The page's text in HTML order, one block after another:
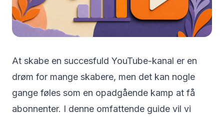
At skabe en succesfuld YouTube-kanal er en
drøm for mange skabere, men det kan nogle
gange føles som en opadgående kamp at få
abonnenter. I denne omfattende guide vil vi